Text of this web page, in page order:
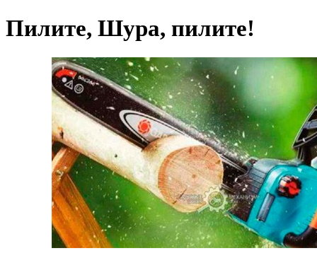
Пилите, Шура, пилите!